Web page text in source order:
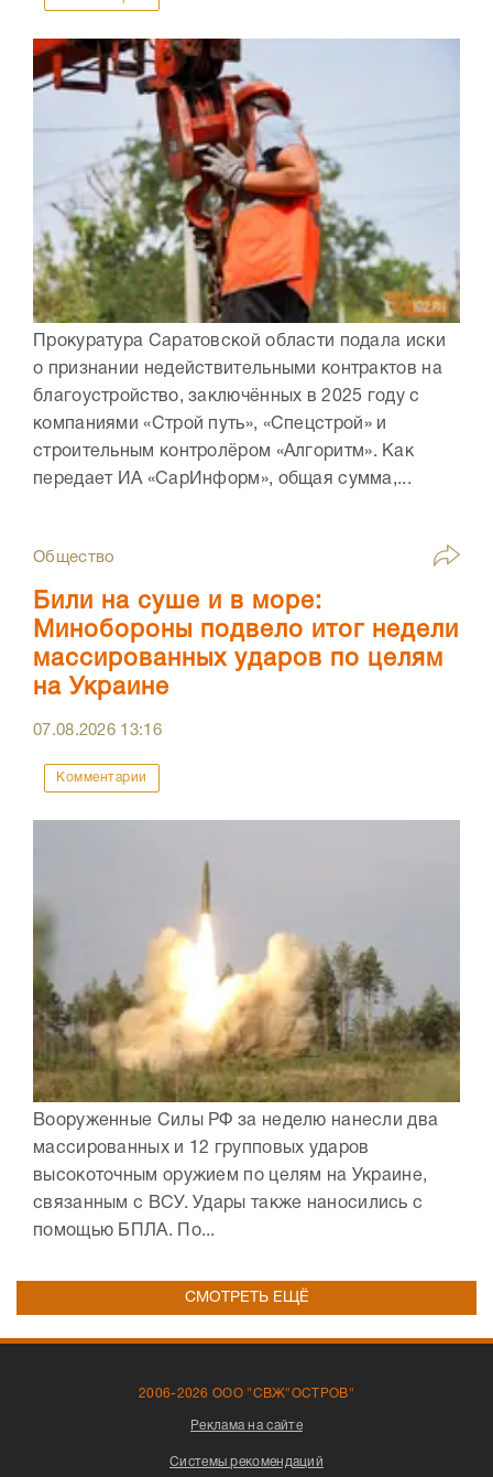
Прокуратура Саратовской области подала иски
о признании недействительными контрактов на
благоустройство, заключённых в 2025 году с
компаниями «Строй путь», «Спецстрой» и
строительным контролёром «Алгоритм». Как
передает ИА «СарИнформ», общая сумма,...
Общество
Били на суше и в море:
Минобороны подвело итог недели
массированных ударов по целям
на Украине
07.08.2026 13:16
Комментарии
Вооруженные Силы РФ за неделю нанесли два
массированных и 12 групповых ударов
высокоточным оружием по целям на Украине,
связанным с ВСУ. Удары также наносились с
помощью БПЛА. По...
СМОТРЕТЬ ЕЩЁ
2006-2026 ООО "СВЖ"ОСТРОВ"
Реклама на сайте
Системы рекомендаций